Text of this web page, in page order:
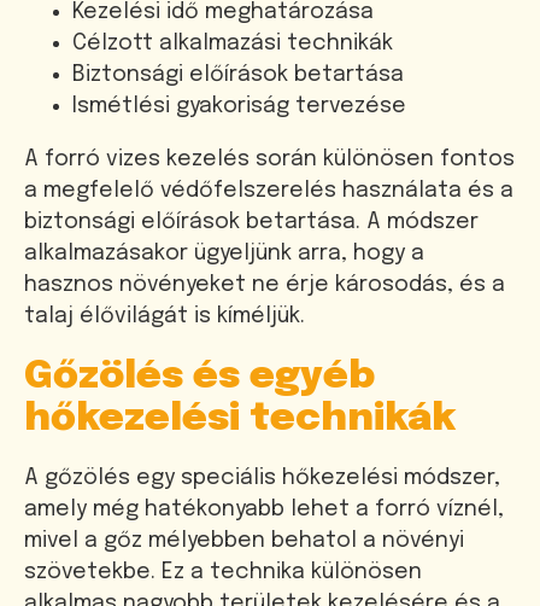
Kezelési idő meghatározása
Célzott alkalmazási technikák
Biztonsági előírások betartása
Ismétlési gyakoriság tervezése
A forró vizes kezelés során különösen fontos
a megfelelő védőfelszerelés használata és a
biztonsági előírások betartása. A módszer
alkalmazásakor ügyeljünk arra, hogy a
hasznos növényeket ne érje károsodás, és a
talaj élővilágát is kíméljük.
Gőzölés és egyéb
hőkezelési technikák
A gőzölés egy speciális hőkezelési módszer,
amely még hatékonyabb lehet a forró víznél,
mivel a gőz mélyebben behatol a növényi
szövetekbe. Ez a technika különösen